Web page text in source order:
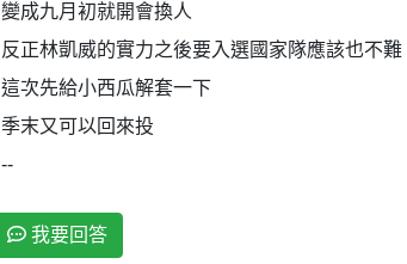
變成九月初就開會換人
反正林凱威的實力之後要入選國家隊應該也不難
這次先給小西瓜解套一下
季末又可以回來投
--
我要回答